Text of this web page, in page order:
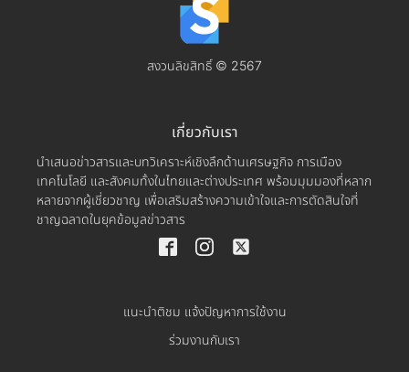
สงวนลิขสิทธิ์ © 2567
เกี่ยวกับเรา
นำเสนอข่าวสารและบทวิเคราะห์เชิงลึกด้านเศรษฐกิจ การเมือง
เทคโนโลยี และสังคมทั้งในไทยและต่างประเทศ พร้อมมุมมองที่หลาก
หลายจากผู้เชี่ยวชาญ เพื่อเสริมสร้างความเข้าใจและการตัดสินใจที่
ชาญฉลาดในยุคข้อมูลข่าวสาร
แนะนำติชม แจ้งปัญหาการใช้งาน
ร่วมงานกับเรา